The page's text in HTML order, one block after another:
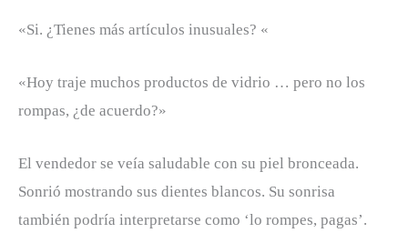
«Si. ¿Tienes más artículos inusuales? «
«Hoy traje muchos productos de vidrio … pero no los
rompas, ¿de acuerdo?»
El vendedor se veía saludable con su piel bronceada.
Sonrió mostrando sus dientes blancos. Su sonrisa
también podría interpretarse como ‘lo rompes, pagas’.